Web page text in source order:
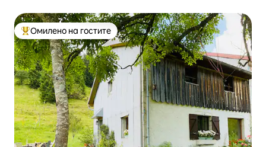
Меѓу најуспешните „Омилени на гостите“
Омилено на гостите